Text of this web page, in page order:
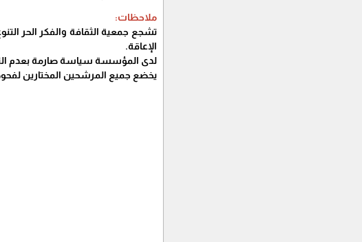
ملاحظات:
تشجع جمعية الثقافة والفكر الحر
الإعاقة.
لدى المؤسسة سياسة صارمة بعدم
يخضع جميع المرشحين المختارين